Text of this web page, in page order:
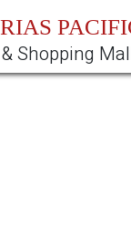
Shopping